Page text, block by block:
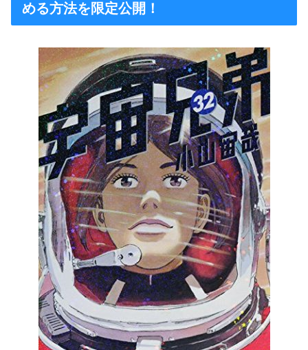
める方法を限定公開！